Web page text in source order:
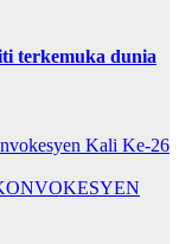
terkemuka dunia